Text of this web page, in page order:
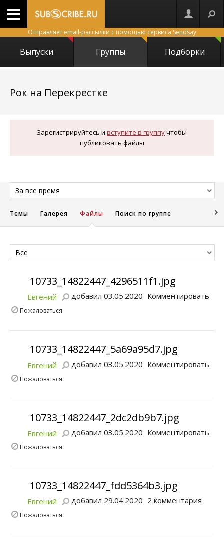
Отправляет email-рассылки с помощью сервиса Sendsay
Выпуски Группы Подборки
Рок на Перекрестке
Зарегистрируйтесь и вступите в группучтобы
публиковать файлы
За все время
Темы Галерея Файлы Поиск по группе
Все
10733_14822447_4296511f1.jpg
Евгений добавил 03.05.2020 Комментировать
Пожаловаться
10733_14822447_5a69a95d7.jpg
Евгений добавил 03.05.2020 Комментировать
Пожаловаться
10733_14822447_2dc2db9b7.jpg
Евгений добавил 03.05.2020 Комментировать
Пожаловаться
10733_14822447_fdd5364b3.jpg
Евгений добавил 29.04.2020 2 комментария
Пожаловаться